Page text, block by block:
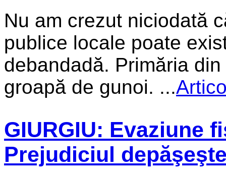
Nu am crezut niciodată
publice locale poate
debandadă. Primăria
groapă de gunoi. ...
GIURGIU: Evaziune
Prejudiciul